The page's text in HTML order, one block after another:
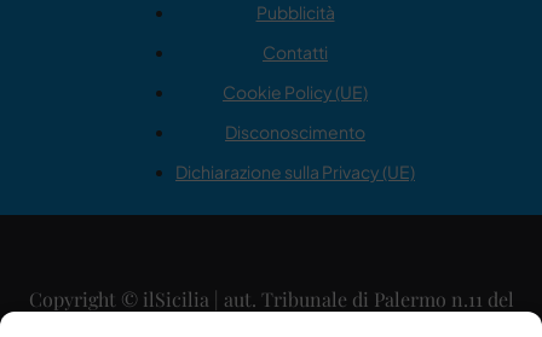
Pubblicità
Contatti
Cookie Policy (UE)
Disconoscimento
Dichiarazione sulla Privacy (UE)
Copyright © ilSicilia | aut. Tribunale di Palermo n.11 del